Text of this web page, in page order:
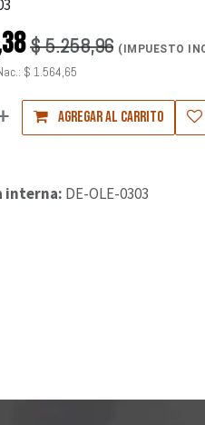
$5.258,96 (IMPUESTO
$ 1.564,65
Agregar al carrito
interna: DE-OLE-0303